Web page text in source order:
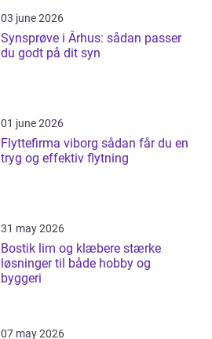
03 june 2026
Synsprøve i Århus: sådan passer
du godt på dit syn
01 june 2026
Flyttefirma viborg sådan får du en
tryg og effektiv flytning
31 may 2026
Bostik lim og klæbere stærke
løsninger til både hobby og
byggeri
07 may 2026